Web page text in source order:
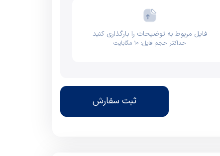
فایل مربوط به توضیحات را بارگذاری کنید
حداکثر حجم فایل: ۱۰ مگابایت
ثبت سفارش